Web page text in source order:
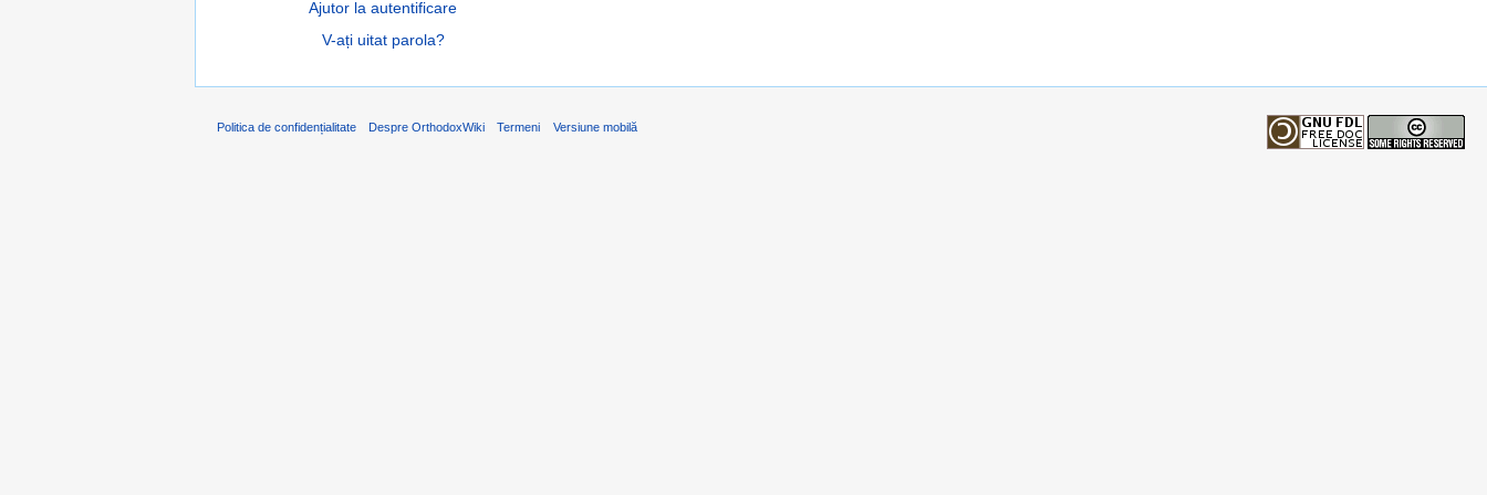
Ajutor la autentificare
V-ați uitat parola?
Politica de confidențialitate Despre OrthodoxWiki Termeni Versiune mobilă